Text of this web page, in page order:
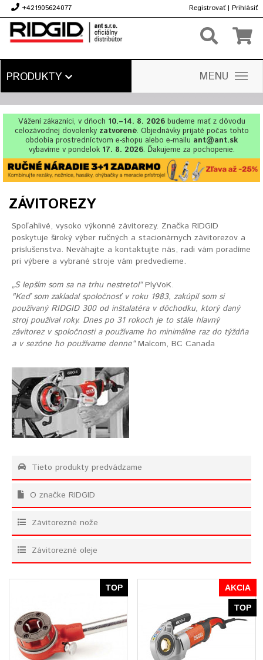
+421905624077 Registrovať | Prihlásiť
PRODUKTY MENU
Vážení zákazníci, v dňoch 10.–14. 8. 2026budeme mať z dôvodu
celozávodnej dovolenkyzatvorené. Objednávky prijaté počas tohto
obdobia prostredníctvom e-shopu alebo e-mailu ant@ant.sk
vybavíme v pondelok 17. 8. 2026. Ďakujeme za pochopenie.
ZÁVITOREZY
Spoľahlivé, vysoko výkonné závitorezy. Značka RIDGID
poskytuje široký výber ručných a stacionárnych závitorezov a
príslušenstva. Neváhajte a kontaktujte nás, radi vám poradíme
pri výbere a vybrané stroje vám predvedieme.
„S lepším som sa na trhu nestretol“PlyVoK.
"Keď som zakladal spoločnosť v roku 1983, zakúpil som si
používaný RIDGID 300 od inštalatéra v dôchodku, ktorý daný
stroj používal roky. Dnes po 31 rokoch je to stále hlavný
závitorez v spoločnosti a používame ho minimálne raz do týždňa
a v sezóne ho používame denne“Malcom, BC Canada
Tieto produkty predvádzame
O značke RIDGID
Závitorezné nože
Závitorezné oleje
TOP AKCIA
TOP